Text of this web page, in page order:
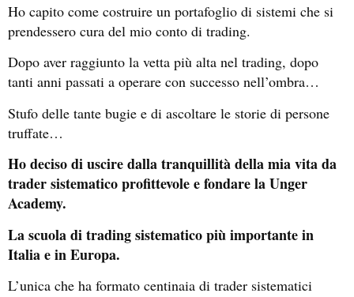
Ho capito come costruire un portafoglio di sistemi che si
prendessero cura del mio conto di trading.
Dopo aver raggiunto la vetta più alta nel trading, dopo
tanti anni passati a operare con successo nell’ombra…
Stufo delle tante bugie e di ascoltare le storie di persone
truffate…
Ho deciso di uscire dalla tranquillità della mia vita da
trader sistematico profittevole e fondare la Unger
Academy.
La scuola di trading sistematico più importante in
Italia e in Europa.
L’unica che ha formato centinaia di trader sistematici